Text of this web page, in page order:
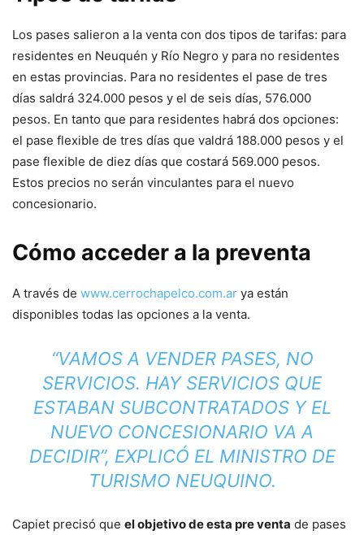
Los pases salieron a la venta con dos tipos de tarifas: para
residentes en Neuquén y Río Negro y para no residentes
en estas provincias. Para no residentes el pase de tres
días saldrá 324.000 pesos y el de seis días, 576.000
pesos. En tanto que para residentes habrá dos opciones:
el pase flexible de tres días que valdrá 188.000 pesos y el
pase flexible de diez días que costará 569.000 pesos.
Estos precios no serán vinculantes para el nuevo
concesionario.
Cómo acceder a la preventa
A través de www.cerrochapelco.com.ar ya están
disponibles todas las opciones a la venta.
“VAMOS A VENDER PASES, NO
SERVICIOS. HAY SERVICIOS QUE
ESTABAN SUBCONTRATADOS Y EL
NUEVO CONCESIONARIO VA A
DECIDIR”, EXPLICÓ EL MINISTRO DE
TURISMO NEUQUINO.
Capiet precisó que el objetivo de esta pre venta de pases